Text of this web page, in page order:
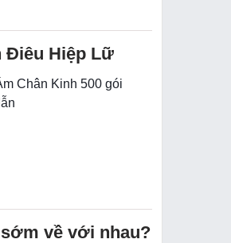
Điêu Hiệp Lữ
Chân Kinh 500 gói
về với nhau?